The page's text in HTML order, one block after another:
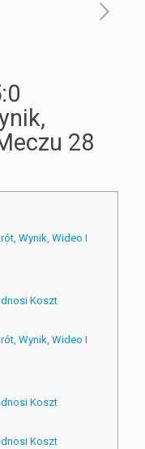
28
Wynik, Wideo I
Koszt
Wynik, Wideo I
Koszt
Koszt